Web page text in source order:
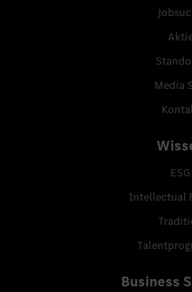
Media
ESG
Intellectual
Business